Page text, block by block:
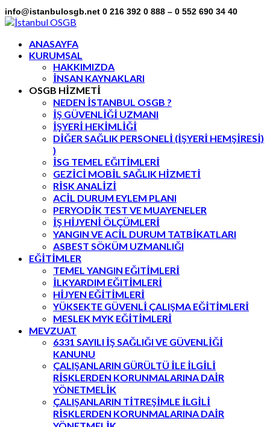
info@istanbulosgb.net 0 216 392 0 888 – 0 552 690 34 40
Facebook
Twitter
LinkedIn
Instagram
Flickr
ANASAYFA
KURUMSAL
HAKKIMIZDA
İNSAN KAYNAKLARI
OSGB HİZMETİ
NEDEN İSTANBUL OSGB ?
İŞ GÜVENLİĞİ UZMANI
İŞYERİ HEKİMLİĞİ
DİĞER SAĞLIK PERSONELİ (İŞYERİ HEMŞİRESİ)
)
İSG TEMEL EĞITİMLERİ
GEZİCİ MOBİL SAĞLIK HİZMETİ
RİSK ANALİZİ
ACİL DURUM EYLEM PLANI
PERYODİK TEST VE MUAYENELER
İŞ HİJYENİ ÖLÇÜMLERİ
YANGIN VE ACİL DURUM TATBİKATLARI
ASBEST SÖKÜM UZMANLIĞI
EĞİTİMLER
TEMEL YANGIN EĞITİMLERİ
İLKYARDIM EĞITİMLERİ
HİJYEN EĞİTİMLERİ
YÜKSEKTE GÜVENLİ ÇALIŞMA EĞİTİMLERİ
MESLEK MYK EĞİTİMLERİ
MEVZUAT
6331 SAYILI İŞ SAĞLIĞI VE GÜVENLİĞİ
KANUNU
ÇALIŞANLARIN GÜRÜLTÜ İLE İLGİLİ
RİSKLERDEN KORUNMALARINA DAİR
YÖNETMELİK
ÇALIŞANLARIN TİTREŞİMLE İLGİLİ
RİSKLERDEN KORUNMALARINA DAİR